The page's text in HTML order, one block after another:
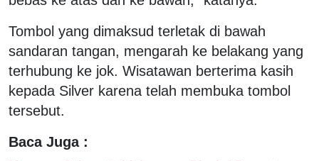
Tombol yang dimaksud terletak di bawah
sandaran tangan, mengarah ke belakang yang
terhubung ke jok. Wisatawan berterima kasih
kepada Silver karena telah membuka tombol
tersebut.
Baca Juga :